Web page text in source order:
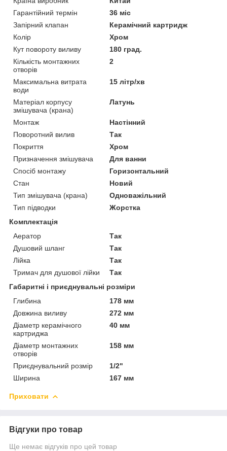
Гарантійний термін
36 міс
Запірний клапан
Керамічний картридж
Колір
Хром
Кут повороту виливу
180 град.
Кількість монтажних
отворів
2
Максимальна витрата
води
15 літр/хв
Матеріал корпусу
змішувача (крана)
Латунь
Монтаж
Настінний
Поворотний вилив
Так
Покриття
Хром
Призначення змішувача
Для ванни
Спосіб монтажу
Горизонтальний
Стан
Новий
Тип змішувача (крана)
Одноважільний
Тип підводки
Жорстка
Комплектація
Аератор
Так
Душовий шланг
Так
Лійка
Так
Тримач для душової лійки
Так
Габаритні і приєднувальні розміри
Глибина
178 мм
Довжина виливу
272 мм
Діаметр керамічного
картриджа
40 мм
Діаметр монтажних
отворів
158 мм
Приєднувальний розмір
1/2"
Ширина
167 мм
Приховати
Відгуки про товар
Ще немає відгуків про цей товар